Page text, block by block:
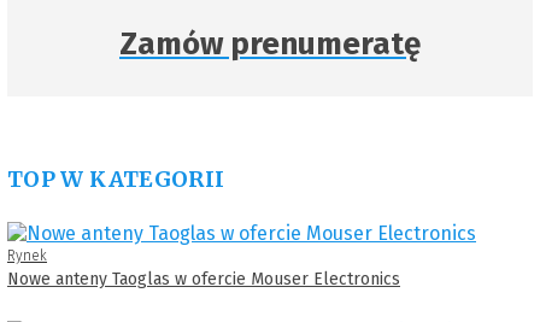
Zamów prenumeratę
TOP W KATEGORII
Rynek
Nowe anteny Taoglas w ofercie Mouser Electronics